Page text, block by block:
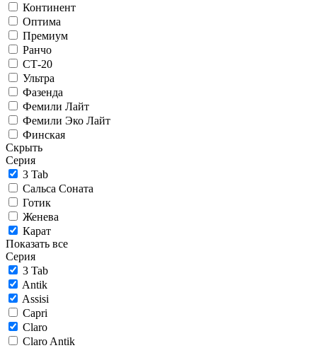
Континент
Оптима
Премиум
Ранчо
СТ-20
Ультра
Фазенда
Фемили Лайт
Фемили Эко Лайт
Финская
Скрыть
Серия
3 Tab
Сальса Соната
Готик
Женева
Карат
Показать все
Серия
3 Tab
Antik
Assisi
Capri
Claro
Claro Antik